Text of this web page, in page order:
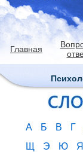
Главная
А Б В Г
Щ
Э Ю Я